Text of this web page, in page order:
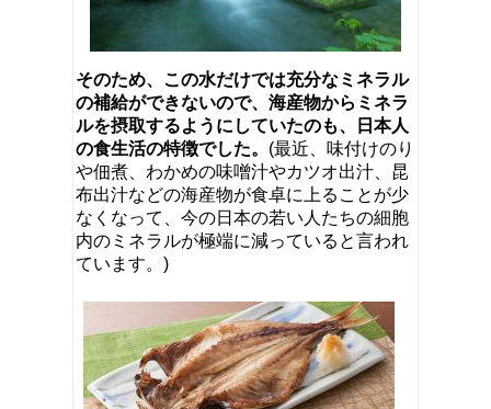
そのため、この水だけでは充分なミネラル
の補給ができないので、海産物からミネラ
ルを摂取するようにしていたのも、日本人
の食生活の特徴でした。 (最近、味付けのり
や佃煮、わかめの味噌汁やカツオ出汁、昆
布出汁などの海産物が食卓に上ることが少
なくなって、今の日本の若い人たちの細胞
内のミネラルが極端に減っていると言われ
ています。)